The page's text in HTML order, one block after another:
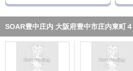
SOAR豊中庄内 大阪府豊中市庄内東町